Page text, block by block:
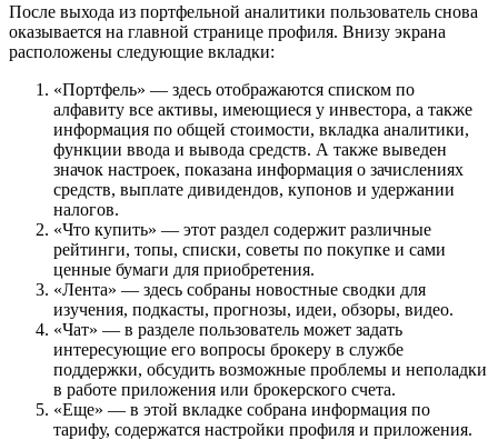
После выхода из портфельной аналитики пользователь снова
оказывается на главной странице профиля. Внизу экрана
расположены следующие вкладки:
«Портфель» — здесь отображаются списком по
алфавиту все активы, имеющиеся у инвестора, а также
информация по общей стоимости, вкладка аналитики,
функции ввода и вывода средств. А также выведен
значок настроек, показана информация о зачислениях
средств, выплате дивидендов, купонов и удержании
налогов.
«Что купить» — этот раздел содержит различные
рейтинги, топы, списки, советы по покупке и сами
ценные бумаги для приобретения.
«Лента» — здесь собраны новостные сводки для
изучения, подкасты, прогнозы, идеи, обзоры, видео.
«Чат» — в разделе пользователь может задать
интересующие его вопросы брокеру в службе
поддержки, обсудить возможные проблемы и неполадки
в работе приложения или брокерского счета.
«Еще» — в этой вкладке собрана информация по
тарифу, содержатся настройки профиля и приложения.